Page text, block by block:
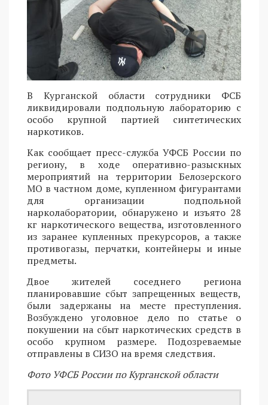
В Курганской области сотрудники ФСБ
ликвидировали подпольную лабораторию с
особо крупной партией синтетических
наркотиков.
Как сообщает пресс-служба УФСБ России по
региону, в ходе оперативно-разыскных
мероприятий на территории Белозерского
МО в частном доме, купленном фигурантами
для организации подпольной
нарколаборатории, обнаружено и изъято 28
кг наркотического вещества, изготовленного
из заранее купленных прекурсоров, а также
противогазы, перчатки, контейнеры и иные
предметы.
Двое жителей соседнего региона
планировавшие сбыт запрещенных веществ,
были задержаны на месте преступления.
Возбуждено уголовное дело по статье о
покушении на сбыт наркотических средств в
особо крупном размере. Подозреваемые
отправлены в СИЗО на время следствия.
Фото УФСБ России по Курганской области